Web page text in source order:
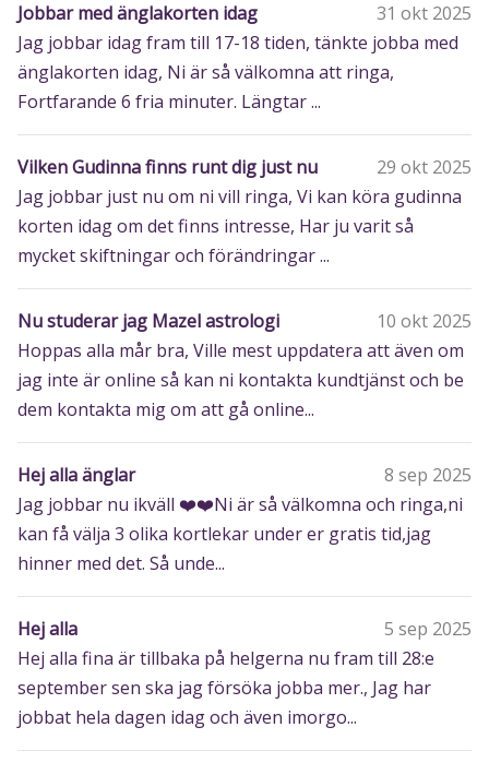
Jobbar med änglakorten idag
31 okt 2025
Jag jobbar idag fram till 17-18 tiden, tänkte jobba med
änglakorten idag, Ni är så välkomna att ringa,
Fortfarande 6 fria minuter. Längtar ...
Vilken Gudinna finns runt dig just nu
29 okt 2025
Jag jobbar just nu om ni vill ringa, Vi kan köra gudinna
korten idag om det finns intresse, Har ju varit så
mycket skiftningar och förändringar ...
Nu studerar jag Mazel astrologi
10 okt 2025
Hoppas alla mår bra, Ville mest uppdatera att även om
jag inte är online så kan ni kontakta kundtjänst och be
dem kontakta mig om att gå online...
Hej alla änglar
8 sep 2025
Jag jobbar nu ikväll ❤️❤️Ni är så välkomna och ringa,ni
kan få välja 3 olika kortlekar under er gratis tid,jag
hinner med det. Så unde...
Hej alla
5 sep 2025
Hej alla fina är tillbaka på helgerna nu fram till 28:e
september sen ska jag försöka jobba mer., Jag har
jobbat hela dagen idag och även imorgo...